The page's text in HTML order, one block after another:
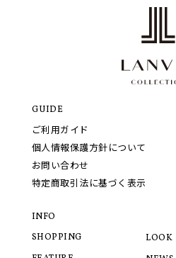
GUIDE
ご利用ガイド
個人情報保護方針について
お問い合わせ
特定商取引法に基づく表示
INFO
SHOPPING
LOOK